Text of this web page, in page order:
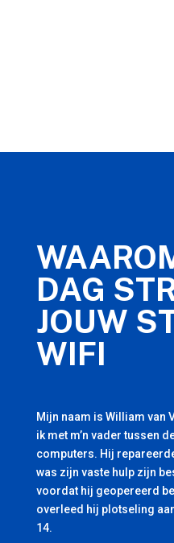
DAG
JOUW
WIFI
Mijn naam is William van
ik met m’n vader tussen
computers. Hij
was zijn vaste hulp zijn
voordat hij geopereerd
overleed hij plotseling
14.